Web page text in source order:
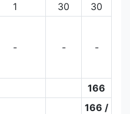
1 30
30
- - -
166
166 /